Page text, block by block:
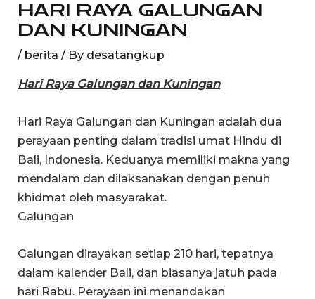
HARI RAYA GALUNGAN
DAN KUNINGAN
/ berita / By desatangkup
Hari Raya Galungan dan Kuningan
Hari Raya Galungan dan Kuningan adalah dua
perayaan penting dalam tradisi umat Hindu di
Bali, Indonesia. Keduanya memiliki makna yang
mendalam dan dilaksanakan dengan penuh
khidmat oleh masyarakat.
Galungan
Galungan dirayakan setiap 210 hari, tepatnya
dalam kalender Bali, dan biasanya jatuh pada
hari Rabu. Perayaan ini menandakan